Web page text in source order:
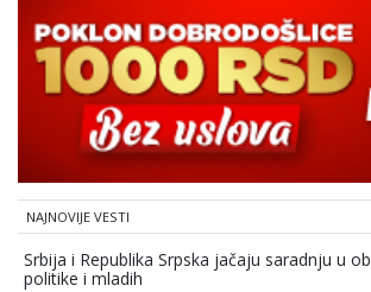
NAJNOVIJE VESTI
Srbija i Republika Srpska jačaju saradnju u
politike i mladih